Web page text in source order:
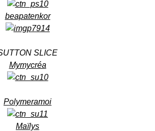
beapatenkor
SLICE
Mymycréa
Polymeramoi
Maïlys